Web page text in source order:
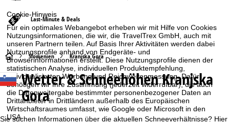
Cookie-Hinweis
Für ein optimales Webangebot erheben wir mit Hilfe von Cookies
Nutzungsinformationen, die wir, die TravelTrex GmbH, auch mit
unseren Partnern teilen. Auf Basis Ihrer Aktivitäten werden dabei
Nutzungsprofile anhand von Endgeräte- und
Browserinformationen erstellt. Diese Nutzungsprofile dienen der
statistischen Analyse, individuellen Produktempfehlung,
individualisierten Werbung und Reichweitenmessung. Dafür
benötigen wir Ihre Zustimmung (jederzeit widerrufbar), die auch
die Datenweitergabe bestimmter personenbezogener Daten an
Drittanbieter in Drittländern außerhalb des Europäischen
Wirtschaftsraumes umfasst, wie Google oder Microsoft in den
USA.
Last-Minute & Deals
S
t
a
r
Slowenien Kranjska Gora
Wetter & Schneehöhen Kranjska
Gora
Sie suchen Informationen über die aktuellen Schneeverhältnisse? Hier